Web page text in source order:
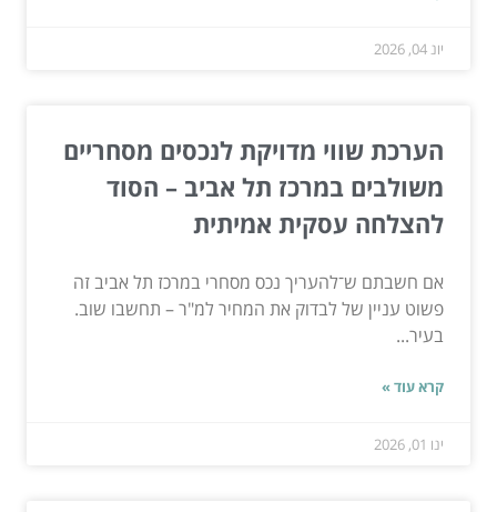
יונ 04, 2026
הערכת שווי מדויקת לנכסים מסחריים
משולבים במרכז תל אביב – הסוד
להצלחה עסקית אמיתית
אם חשבתם ש־להעריך נכס מסחרי במרכז תל אביב זה
פשוט עניין של לבדוק את המחיר למ"ר – תחשבו שוב.
בעיר...
קרא עוד »
ינו 01, 2026